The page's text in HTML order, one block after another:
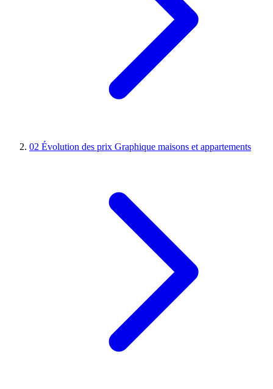
02 Évolution des prix Graphique maisons et appartements